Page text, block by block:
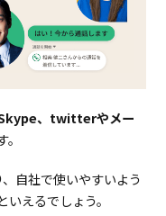
、twitterやメー
自社で使いやすいよう
えるでしょう。